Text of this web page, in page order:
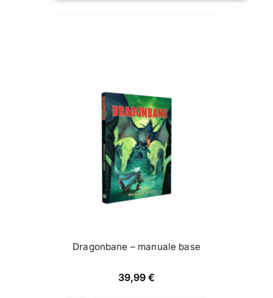
Dragonbane – manuale base
39,99 €